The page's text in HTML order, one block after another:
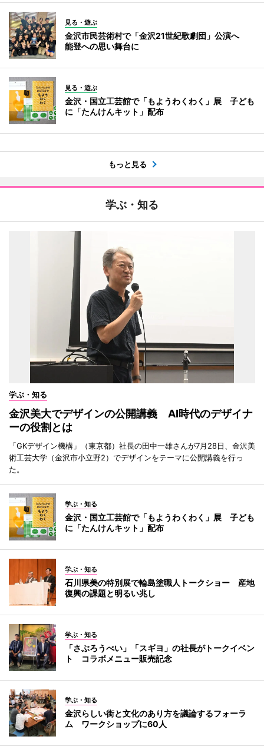
見る・遊ぶ
金沢市民芸術村で「金沢21世紀歌劇団」公演へ
能登への思い舞台に
見る・遊ぶ
金沢・国立工芸館で「もようわくわく」展 子ども
に「たんけんキット」配布
もっと見る
学ぶ・知る
学ぶ・知る
金沢美大でデザインの公開講義 AI時代のデザイナ
ーの役割とは
「GKデザイン機構」（東京都）社長の田中一雄さんが7月28日、金沢美
術工芸大学（金沢市小立野2）でデザインをテーマに公開講義を行っ
た。
学ぶ・知る
金沢・国立工芸館で「もようわくわく」展 子ども
に「たんけんキット」配布
学ぶ・知る
石川県美の特別展で輪島塗職人トークショー 産地
復興の課題と明るい兆し
学ぶ・知る
「さぶろうべい」「スギヨ」の社長がトークイベン
ト コラボメニュー販売記念
学ぶ・知る
金沢らしい街と文化のあり方を議論するフォーラ
ム ワークショップに60人